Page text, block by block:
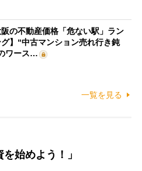
阪の不動産価格「危ない駅」ラン
】“中古マンション売れ行き鈍
ワース…
一覧を見る
始めよう！」